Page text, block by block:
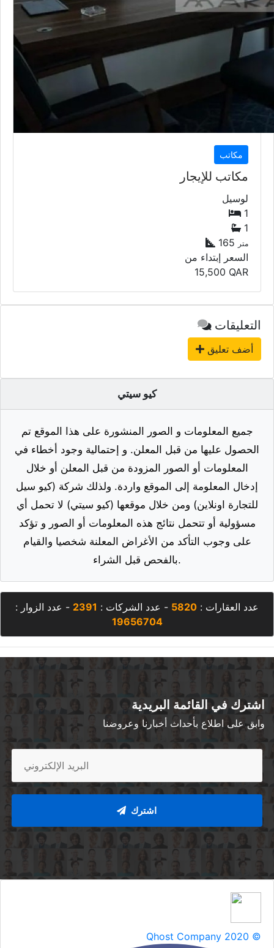
مكاتب
مكاتب للإيجار
لوسيل
1
1
165
متر
السعر إبتداء من
15,500 QAR
التعليقات
أضف تعليق
كيو سيتي
جميع المعلومات و الصور المنشورة على هذا الموقع تم
الحصول عليها من قبل المعلن. و إحتمالية وجود أخطاء في
المعلومات أو الصور المزودة من قبل المعلن أو خلال
إدخال المعلومة إلى الموقع واردة. ولذلك شركة (كيو سيل
للتجارة اونلاين) ومن خلال موقعها (كيو سيتي) لا تحمل أي
مسؤولية أو تتحمل نتائج هذه المعلومات أو الصور و تؤكد
على وجوب التأكد من الأغراض المعلنة شخصيا والقيام
بالفحص قبل الشراء.
عدد العقارات : 5820 - عدد الشركات : 2391 - عدد الزوار :
19656704
اشترك في القائمة البريدية
وابق على اطلاع بأحداث أخبارنا وعروضنا
اشترك
Qhost Company 2020 ©